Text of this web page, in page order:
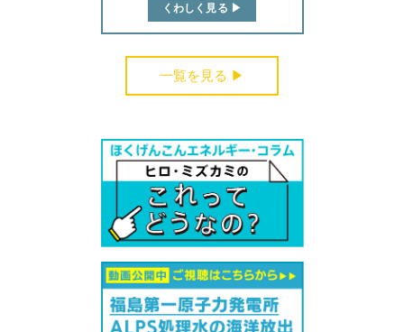
受付中のセミナー・講演会・見学会・イベント
くわしく見る ▶︎
一覧を見る ▶︎